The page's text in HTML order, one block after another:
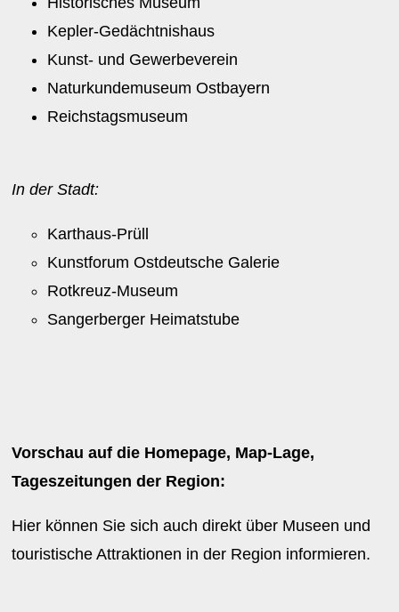
Kepler-Gedächtnishaus
Kunst- und Gewerbeverein
Naturkundemuseum Ostbayern
Reichstagsmuseum
In der Stadt:
Karthaus-Prüll
Kunstforum Ostdeutsche Galerie
Rotkreuz-Museum
Sangerberger Heimatstube
Vorschau auf die Homepage, Map-Lage,
Tageszeitungen der Region:
Hier können Sie sich auch direkt über Museen und
touristische Attraktionen in der Region informieren.